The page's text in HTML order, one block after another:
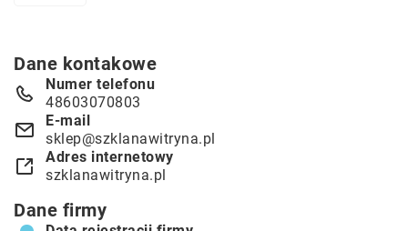
Dane kontakowe
Numer telefonu
48603070803
E-mail
sklep@szklanawitryna.pl
Adres internetowy
szklanawitryna.pl
Dane firmy